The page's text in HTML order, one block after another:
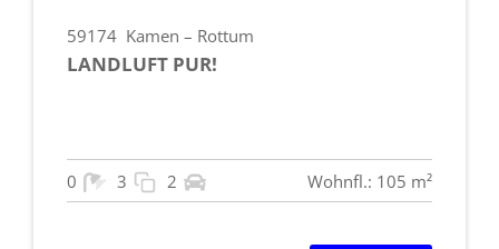
59174 Kamen – Rottum
LANDLUFT PUR!
0 3 2 Wohnfl.: 105 m²